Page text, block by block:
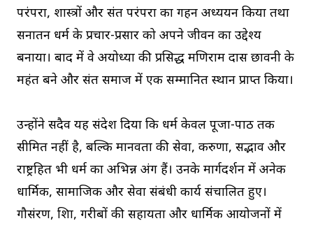
परंपरा, शास्त्रों और संत परंपरा का गहन अध्ययन किया तथा
सनातन धर्म के प्रचार-प्रसार को अपने जीवन का उद्देश्य
बनाया। बाद में वे अयोध्या की प्रसिद्ध मणिराम दास छावनी के
महंत बने और संत समाज में एक सम्मानित स्थान प्राप्त किया।
उन्होंने सदैव यह संदेश दिया कि धर्म केवल पूजा-पाठ तक
सीमित नहीं है, बल्कि मानवता की सेवा, करुणा, सद्भाव और
राष्ट्रहित भी धर्म का अभिन्न अंग हैं। उनके मार्गदर्शन में अनेक
धार्मिक, सामाजिक और सेवा संबंधी कार्य संचालित हुए।
गौसंरक्षण, शिक्षा, गरीबों की सहायता और धार्मिक आयोजनों में